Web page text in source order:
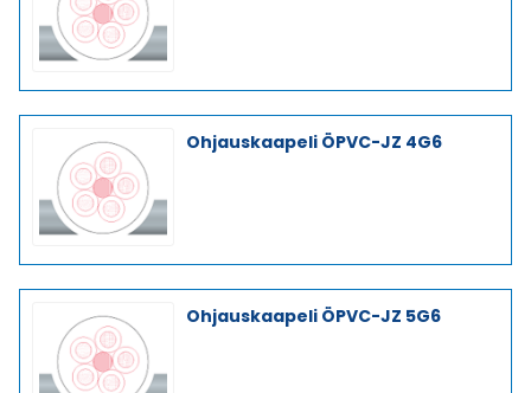
Ohjauskaapeli ÖPVC-JZ 4G6
Ohjauskaapeli ÖPVC-JZ 5G6